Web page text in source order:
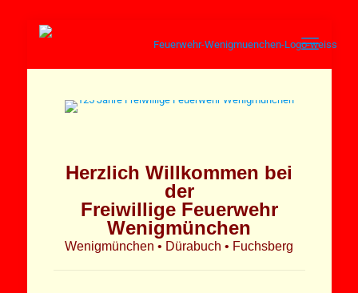
Herzlich Willkommen bei
der
Freiwillige Feuerwehr
Wenigmünchen
Wenigmünchen • Dürabuch • Fuchsberg